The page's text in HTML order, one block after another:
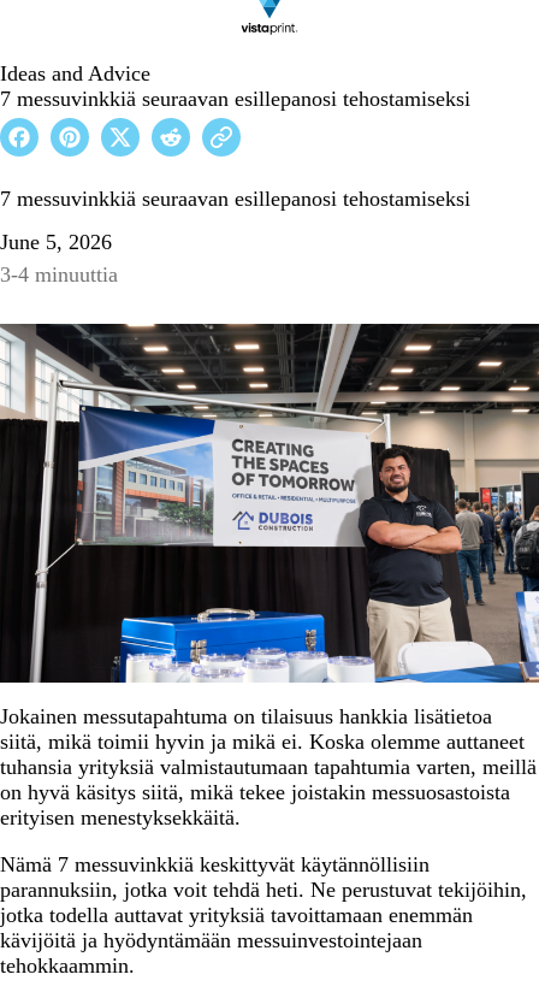
Ideas and Advice
7 messuvinkkiä seuraavan esillepanosi tehostamiseksi
7 messuvinkkiä seuraavan esillepanosi tehostamiseksi
June 5, 2026
3-4 minuuttia
Jokainen messutapahtuma on tilaisuus hankkia lisätietoa
siitä, mikä toimii hyvin ja mikä ei. Koska olemme auttaneet
tuhansia yrityksiä valmistautumaan tapahtumia varten, meillä
on hyvä käsitys siitä, mikä tekee joistakin messuosastoista
erityisen menestyksekkäitä.
Nämä 7 messuvinkkiä keskittyvät käytännöllisiin
parannuksiin, jotka voit tehdä heti. Ne perustuvat tekijöihin,
jotka todella auttavat yrityksiä tavoittamaan enemmän
kävijöitä ja hyödyntämään messuinvestointejaan
tehokkaammin.